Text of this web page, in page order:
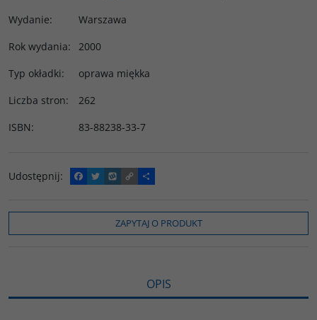
Wydanie:
Warszawa
Rok wydania:
2000
Typ okładki:
oprawa miękka
Liczba stron:
262
ISBN: 83-88238-33-7
Udostępnij:
F
a
e
o
T
w
t
e
W
y
o
p
C
o
y
L
i
P
o
z
i
e
ę
ZAPYTAJ O PRODUKT
OPIS